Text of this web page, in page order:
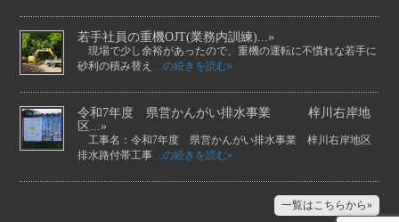
若手社員の重機OJT(業務内訓練)...»
現場で少し余裕があったので、重機の運転に不慣れな若手に
砂利の積み替え …の続きを読む»
令和7年度 県営かんがい排水事業 梓川右岸地
区...»
工事名：令和7年度 県営かんがい排水事業 梓川右岸地区
排水路付帯工事…の続きを読む»
一覧はこちらから»